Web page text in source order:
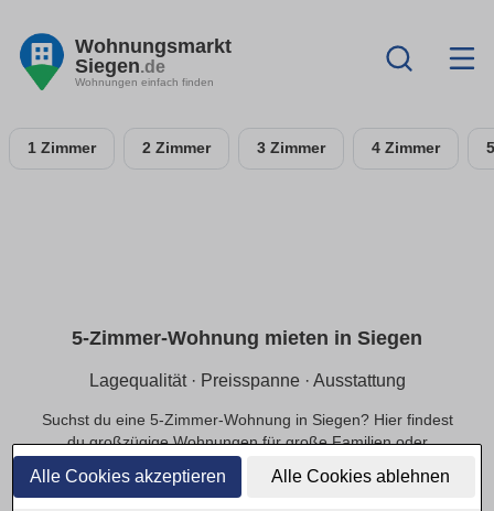
Alle Cookies akzeptieren Alle Cookies ablehnen
Wohnungsmarkt
Siegen.de
Wohnungen einfach finden
1 Zimmer 2 Zimmer 3 Zimmer 4 Zimmer
5-Zimmer-Wohnung mieten in Siegen
Lagequalität · Preisspanne · Ausstattung
Suchst du eine 5-Zimmer-Wohnung in Siegen? Hier findest
du großzügige Wohnungen für große Familien oder
exklusivere Ansprüche, in ruhiger oder zentraler Lage und
einer passenden Preisspanne.